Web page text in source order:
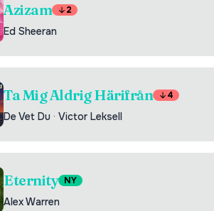
Azizam 2
Ed Sheeran
Ta Mig Aldrig Härifrån 4
De Vet Du · Victor Leksell
Eternity NY
Alex Warren